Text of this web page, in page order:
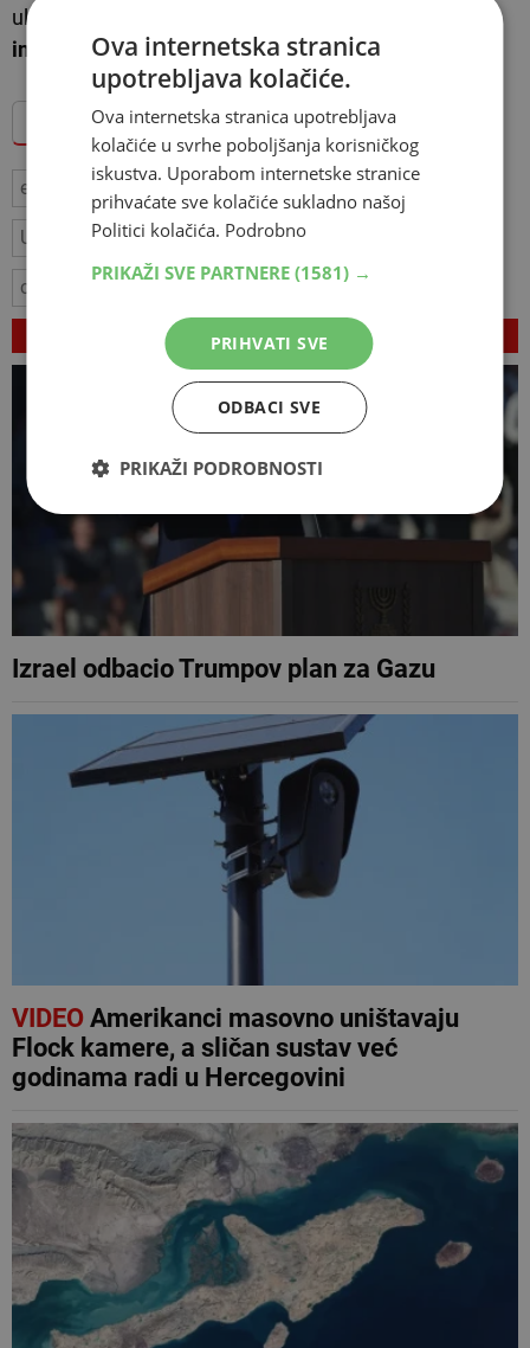
uklanjanju preostalih carinskih pristojbi na
industrijsku robu.
Dodajte Hercegovina.info među omiljene izvore
eu trgovina SAD Donald Trump carine
Ursula von der Leyen Bernd Lange
carinski sporazum
VEZANI ČLANCI
Izrael odbacio Trumpov plan za Gazu
VIDEOAmerikanci masovno uništavaju
Flock kamere, a sličan sustav već
godinama radi u Hercegovini
Ova internetska stranica
upotrebljava kolačiće.
Ova internetska stranica upotrebljava
kolačiće u svrhe poboljšanja korisničkog
iskustva. Uporabom internetske stranice
prihvaćate sve kolačiće sukladno našoj
Politici kolačića. Podrobno
PRIKAŽI SVE PARTNERE (1581) →
PRIHVATI SVE
ODBACI SVE
PRIKAŽI PODROBNOSTI